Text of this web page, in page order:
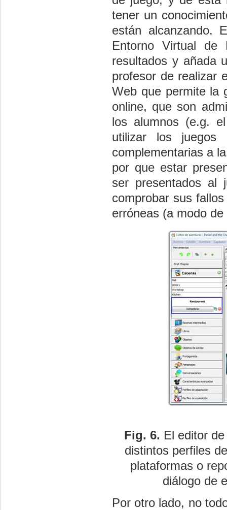
tener un
están alcanzando.
Entorno Virtual de
resultados y añada
profesor de realizar
Web que permite la
o­nline, que son
los alumnos (e.g.
utilizar los juegos
complementarias a
por que estar
ser presentados al
comprobar sus
erróneas (a modo
Fig. 6. El editor
distintos perfiles
plataformas o
diálogo de
Por otro lado, no